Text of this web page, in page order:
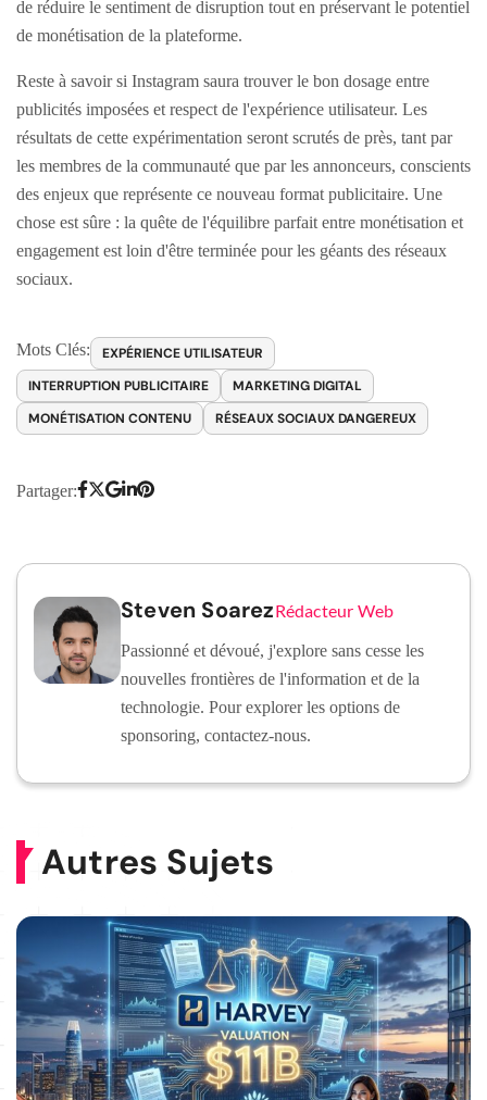
de réduire le sentiment de disruption tout en préservant le potentiel
de monétisation de la plateforme.
Reste à savoir si Instagram saura trouver le bon dosage entre
publicités imposées et respect de l'expérience utilisateur. Les
résultats de cette expérimentation seront scrutés de près, tant par
les membres de la communauté que par les annonceurs, conscients
des enjeux que représente ce nouveau format publicitaire. Une
chose est sûre : la quête de l'équilibre parfait entre monétisation et
engagement est loin d'être terminée pour les géants des réseaux
sociaux.
Mots Clés:
EXPÉRIENCE UTILISATEUR
INTERRUPTION PUBLICITAIRE
MARKETING DIGITAL
MONÉTISATION CONTENU
RÉSEAUX SOCIAUX DANGEREUX
Partager:
Steven SoarezRédacteur Web
Passionné et dévoué, j'explore sans cesse les
nouvelles frontières de l'information et de la
technologie. Pour explorer les options de
sponsoring, contactez-nous.
Autres Sujets